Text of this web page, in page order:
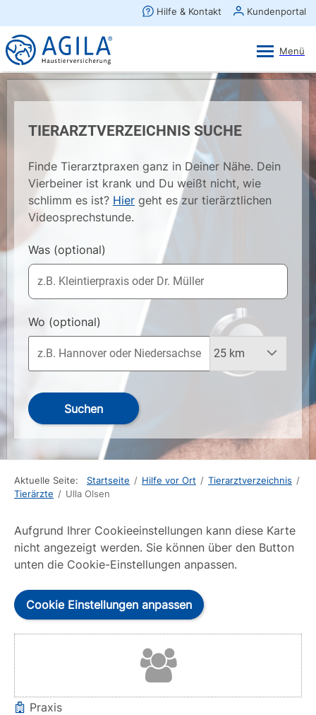
TIERARZTVERZEICHNIS SUCHE
Finde Tierarztpraxen ganz in Deiner Nähe. Dein
Vierbeiner ist krank und Du weißt nicht, wie
schlimm es ist? Hier geht es zur tierärztlichen
Videosprechstunde.
Was (optional)
Wo (optional)
Suchen
Aktuelle Seite: Startseite / Hilfe vor Ort / Tierarztverzeichnis /
Tierärzte / Ulla Olsen
Aufgrund Ihrer Cookieeinstellungen kann diese Karte
nicht angezeigt werden. Sie können über den Button
unten die Cookie-Einstellungen anpassen.
Cookie Einstellungen anpassen
Praxis
×
AGILA Kunden-App
Gratis - Im Play Store laden
Ansehen